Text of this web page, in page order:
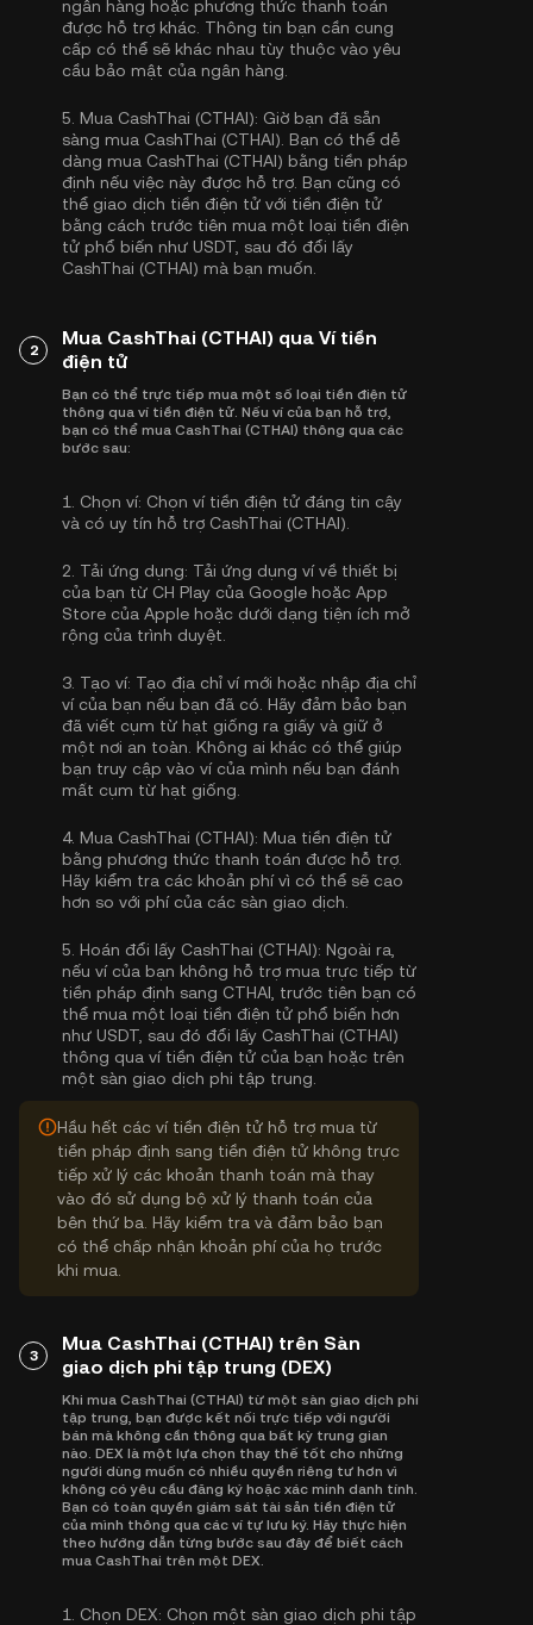
ngân hàng hoặc phương thức thanh toán
được hỗ trợ khác. Thông tin bạn cần cung
cấp có thể sẽ khác nhau tùy thuộc vào yêu
cầu bảo mật của ngân hàng.
5. Mua CashThai (CTHAI): Giờ bạn đã sẵn
sàng mua CashThai (CTHAI). Bạn có thể dễ
dàng mua CashThai (CTHAI) bằng tiền pháp
định nếu việc này được hỗ trợ. Bạn cũng có
thể giao dịch tiền điện tử với tiền điện tử
bằng cách trước tiên mua một loại tiền điện
tử phổ biến như USDT , sau đó đổi lấy
CashThai (CTHAI) mà bạn muốn.
2
Mua CashThai (CTHAI) qua Ví tiền
điện tử
Bạn có thể trực tiếp mua một số loại tiền điện tử
thông qua ví tiền điện tử. Nếu ví của bạn hỗ trợ,
bạn có thể mua CashThai (CTHAI) thông qua các
bước sau:
1. Chọn ví: Chọn ví tiền điện tử đáng tin cậy
và có uy tín hỗ trợ CashThai (CTHAI).
2. Tải ứng dụng: Tải ứng dụng ví về thiết bị
của bạn từ CH Play của Google hoặc App
Store của Apple hoặc dưới dạng tiện ích mở
rộng của trình duyệt.
3. Tạo ví: Tạo địa chỉ ví mới hoặc nhập địa chỉ
ví của bạn nếu bạn đã có. Hãy đảm bảo bạn
đã viết cụm từ hạt giống ra giấy và giữ ở
một nơi an toàn. Không ai khác có thể giúp
bạn truy cập vào ví của mình nếu bạn đánh
mất cụm từ hạt giống.
4. Mua CashThai (CTHAI): Mua tiền điện tử
bằng phương thức thanh toán được hỗ trợ.
Hãy kiểm tra các khoản phí vì có thể sẽ cao
hơn so với phí của các sàn giao dịch.
5. Hoán đổi lấy CashThai (CTHAI): Ngoài ra,
nếu ví của bạn không hỗ trợ mua trực tiếp từ
tiền pháp định sang CTHAI, trước tiên bạn có
thể mua một loại tiền điện tử phổ biến hơn
như USDT, sau đó đổi lấy CashThai (CTHAI)
thông qua ví tiền điện tử của bạn hoặc trên
một sàn giao dịch phi tập trung.
Hầu hết các ví tiền điện tử hỗ trợ mua từ
tiền pháp định sang tiền điện tử không trực
tiếp xử lý các khoản thanh toán mà thay
vào đó sử dụng bộ xử lý thanh toán của
bên thứ ba. Hãy kiểm tra và đảm bảo bạn
có thể chấp nhận khoản phí của họ trước
khi mua.
3
Mua CashThai (CTHAI) trên Sàn
giao dịch phi tập trung (DEX)
Khi mua CashThai (CTHAI) từ một sàn giao dịch phi
tập trung, bạn được kết nối trực tiếp với người
bán mà không cần thông qua bất kỳ trung gian
nào. DEX là một lựa chọn thay thế tốt cho những
người dùng muốn có nhiều quyền riêng tư hơn vì
không có yêu cầu đăng ký hoặc xác minh danh tính.
Bạn có toàn quyền giám sát tài sản tiền điện tử
của mình thông qua các ví tự lưu ký. Hãy thực hiện
theo hướng dẫn từng bước sau đây để biết cách
mua CashThai trên một DEX.
1. Chọn DEX: Chọn một sàn giao dịch phi tập